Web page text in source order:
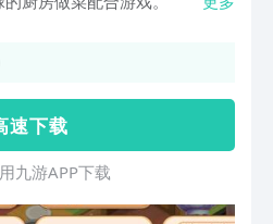
速 下 载
九游APP下载